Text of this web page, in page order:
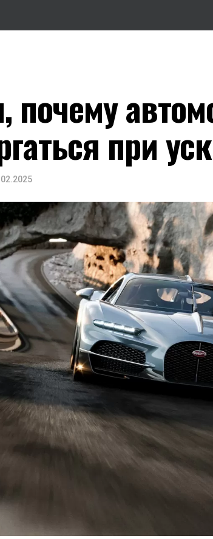
почему
при